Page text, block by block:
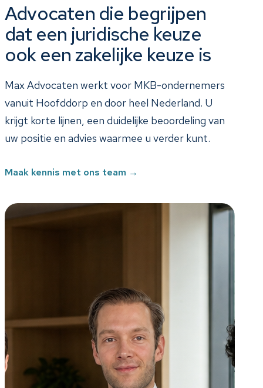
Advocaten die begrijpen
dat een juridische keuze
ook een zakelijke keuze is
Max Advocaten werkt voor MKB-ondernemers
vanuit Hoofddorp en door heel Nederland. U
krijgt korte lijnen, een duidelijke beoordeling van
uw positie en advies waarmee u verder kunt.
Maak kennis met ons team →